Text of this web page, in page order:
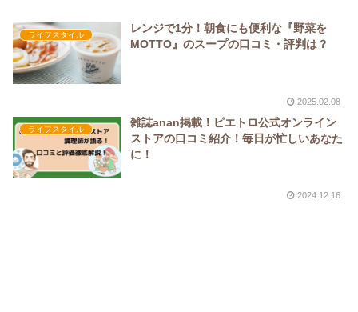
ライフスタイル
レンジで1分！朝食にも便利な『野菜を
MOTTO』のスープの口コミ・評判は？
2025.02.08
ライフスタイル
雑誌anan掲載！ピエトロ公式オンライン
ストアの口コミ紹介！毎日が忙しいあなた
に！
2024.12.16